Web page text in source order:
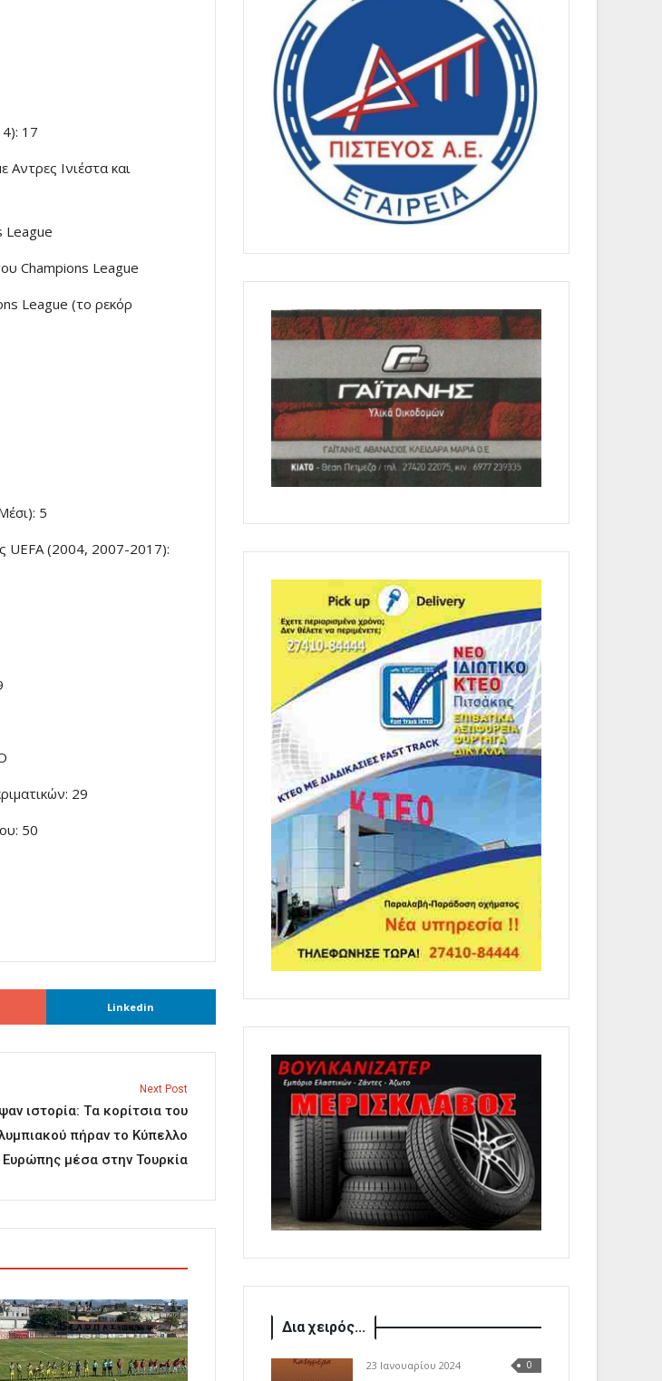
17
Αντρες Ινιέστα και
League
Champions League
League (το ρεκόρ
5
UEFA (2004, 2007-2017):
29
50
Linkedin
Next Post
ιστορία: Tα κορίτσια του
πήραν το Κύπελλο
Ευρώπης μέσα στην Τουρκία
Δια χειρός...
23 Ιανουαρίου 2024 0